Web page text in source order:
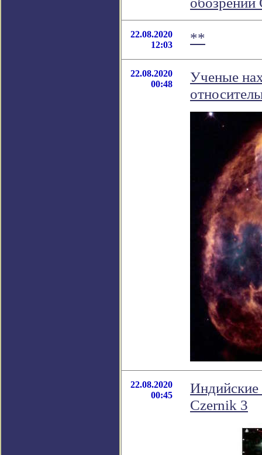
22.08.2020
12:03
**
22.08.2020
00:48
Ученые
22.08.2020
00:45
Индийские
Czernik 3